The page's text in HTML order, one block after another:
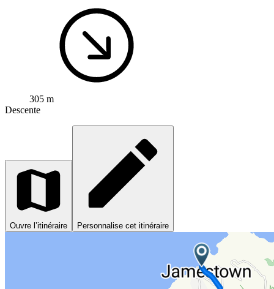
305 m
Descente
Ouvre l’itinéraire Personnalise cet itinéraire